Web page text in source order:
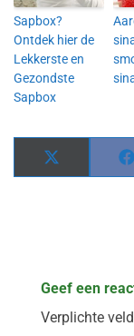
Sapbox?
Ontdek hier de
Lekkerste en
Gezondste
Sapbox
Share
on
Geef een
Verplichte